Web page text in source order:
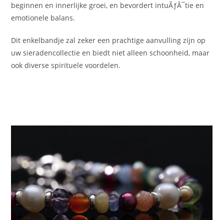
beginnen en innerlijke groei, en bevordert intuÃƒÂ¯tie en
emotionele balans.
Dit enkelbandje zal zeker een prachtige aanvulling zijn op
uw sieradencollectie en biedt niet alleen schoonheid, maar
ook diverse spirituele voordelen.